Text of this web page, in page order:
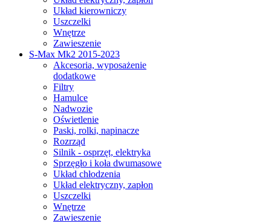
Układ kierowniczy
Uszczelki
Wnętrze
Zawieszenie
S-Max Mk2 2015-2023
Akcesoria, wyposażenie
dodatkowe
Filtry
Hamulce
Nadwozie
Oświetlenie
Paski, rolki, napinacze
Rozrząd
Silnik - osprzęt, elektryka
Sprzęgło i koła dwumasowe
Układ chłodzenia
Układ elektryczny, zapłon
Uszczelki
Wnętrze
Zawieszenie